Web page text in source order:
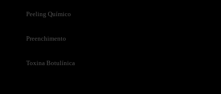
Peeling Químico
Preenchimento
Toxina Botulínica